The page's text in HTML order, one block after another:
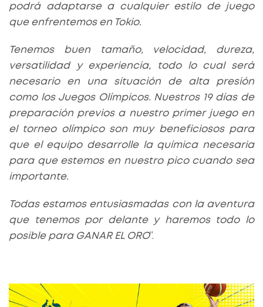
podrá adaptarse a cualquier estilo de juego
que enfrentemos en Tokio.
Tenemos buen tamaño, velocidad, dureza,
versatilidad y experiencia, todo lo cual será
necesario en una situación de alta presión
como los Juegos Olímpicos. Nuestros 19 días de
preparación previos a nuestro primer juego en
el torneo olímpico son muy beneficiosos para
que el equipo desarrolle la química necesaria
para que estemos en nuestro pico cuando sea
importante.
Todas estamos entusiasmadas con la aventura
que tenemos por delante y haremos todo lo
posible para GANAR EL ORO“.